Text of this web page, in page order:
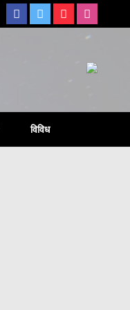
विविध